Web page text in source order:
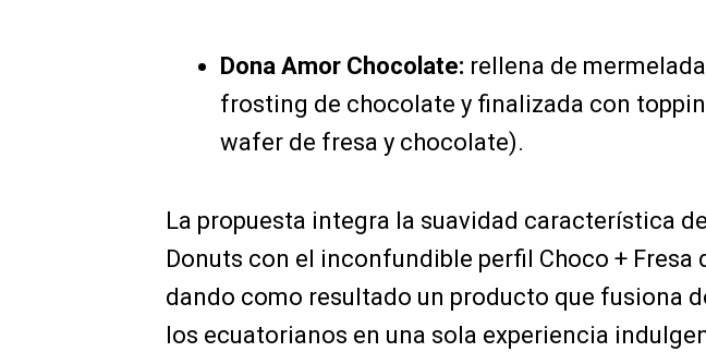
Dona Amor Chocolate: rellena de
frosting de chocolate y finalizada con
wafer de fresa y chocolate).
La propuesta integra la suavidad característica
Donuts con el inconfundible perfil Choco + Fresa
dando como resultado un producto que fusiona
los ecuatorianos en una sola experiencia